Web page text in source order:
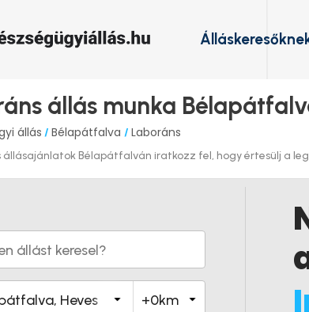
állás munka
állás / Bélapátfalva / Laboráns
állásajánlatok Bélapátfalván iratkozz fel, hogy értesülj a